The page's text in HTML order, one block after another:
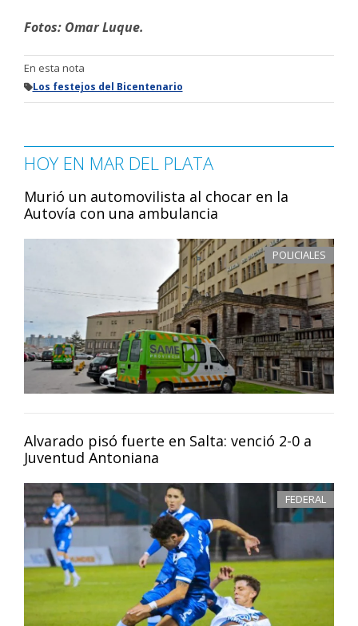
Fotos: Omar Luque.
En esta nota
Los festejos del Bicentenario
HOY EN MAR DEL PLATA
Murió un automovilista al chocar en la
Autovía con una ambulancia
POLICIALES
Alvarado pisó fuerte en Salta: venció 2-0 a
Juventud Antoniana
FEDERAL